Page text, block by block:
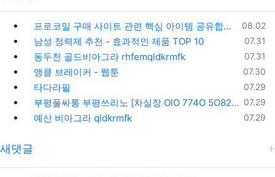
등록일
08.02
프로코밀 구매 사이트 관련 핵심 아이템 공유합니다! - 비아센터
등록일
07.31
남성 정력제 추천 - 효과적인 제품 TOP 10
등록일
07.31
동두천 골드비아그라 rhfemqldkrmfk
등록일
07.30
앵클 브레이커 - 웹툰
등록일
07.29
타다라필
등록일
07.29
부평풀싸롱 부평쓰리노 [차실장 OlO 774O 5O82] 십정동쓰리노 동암쓰리노 예약 과정을 이해하는 핵심 가이드 부평노래방 부평셔츠룸 부평유흥 부평룸싸롱 부평3NO 삼산동쓰리노 산곡동쓰리노 굴포
등록일
07.29
예산 비아그라 qldkrmfk
새댓글